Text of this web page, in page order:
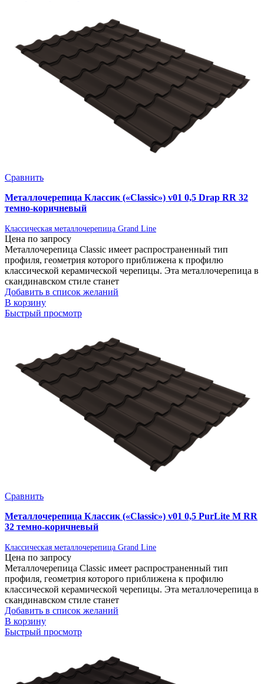
Сравнить
Металлочерепица Классик («Classic») v01 0,5 Drap RR 32
темно-коричневый
Классическая металлочерепица Grand Line
Цена по запросу
Металлочерепица Classic имеет распространенный тип
профиля, геометрия которого приближена к профилю
классической керамической черепицы. Эта металлочерепица в
скандинавском стиле станет
Добавить в список желаний
В корзину
Быстрый просмотр
Сравнить
Металлочерепица Классик («Classic») v01 0,5 PurLite M RR
32 темно-коричневый
Классическая металлочерепица Grand Line
Цена по запросу
Металлочерепица Classic имеет распространенный тип
профиля, геометрия которого приближена к профилю
классической керамической черепицы. Эта металлочерепица в
скандинавском стиле станет
Добавить в список желаний
В корзину
Быстрый просмотр